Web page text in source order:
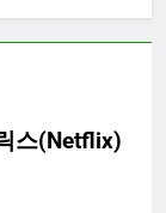
스(Netflix)